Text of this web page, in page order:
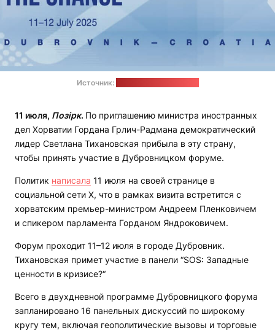
Источник:
11 июля, Позірк. По приглашению министра иностранных
дел Хорватии Гордана Грлич-Радмана демократический
лидер Светлана Тихановская прибыла в эту страну,
чтобы принять участие в Дубровницком форуме.
Политик написала 11 июля на своей странице в
социальной сети Х, что в рамках визита встретится с
хорватским премьер-министром Андреем Пленковичем
и спикером парламента Горданом Яндроковичем.
Форум проходит 11–12 июля в городе Дубровник.
Тихановская примет участие в панели “SOS: Западные
ценности в кризисе?“
Всего в двухдневной программе Дубровницкого форума
запланировано 16 панельных дискуссий по широкому
кругу тем, включая геополитические вызовы и торговые